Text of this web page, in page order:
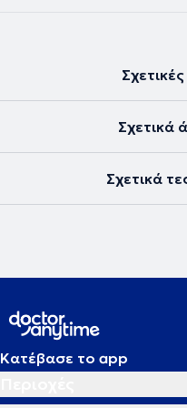
Σχετικά
Σχετικά
Κατέβασε το app